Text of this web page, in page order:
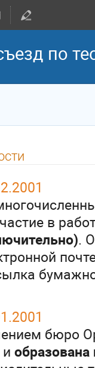
по
в
.
бюро
и